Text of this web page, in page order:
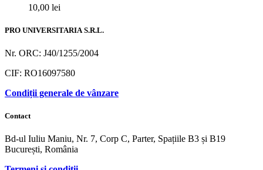
10,00 lei
PRO UNIVERSITARIA S.R.L.
Nr. ORC: J40/1255/2004
CIF: RO16097580
Condiții generale de vânzare
Contact
Bd-ul Iuliu Maniu, Nr. 7, Corp C, Parter, Spațiile B3 și B19
București, România